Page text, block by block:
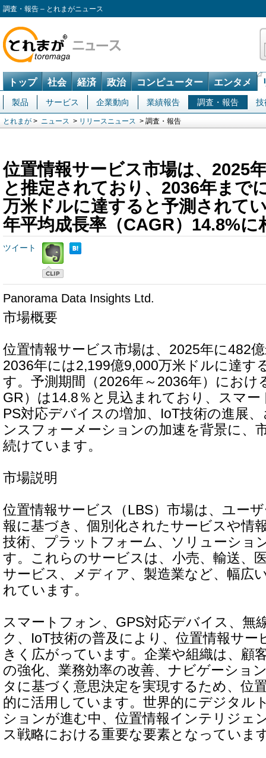
調査・報告 – とれまがニュース
トップ 社会 経済 政治 コンピューター エンタメ
製品 サービス 企業動向 業績報告 調査・報告 技
とれまが > ニュース > リリースニュース > 調査・報告
位置情報サービス市場は、2025
と推定されており、2036年まで
万米ドルに達すると予測されて
年平均成長率（CAGR）14.8%に
ツイート
Panorama Data Insights Ltd.
市場概要
位置情報サービス市場は、2025年に482
2036年には2,199億9,000万米ドルに達す
す。予測期間（2026年～2036年）におけ
GR）は14.8％と見込まれており、スマ
PS対応デバイスの増加、IoT技術の進展
ンスフォーメーションの加速を背景に、
続けています。
市場説明
位置情報サービス（LBS）市場は、ユー
報に基づき、個別化されたサービスや情
技術、プラットフォーム、ソリューショ
す。これらのサービスは、小売、輸送、
サービス、メディア、製造業など、幅広
れています。
スマートフォン、GPS対応デバイス、無
ク、IoT技術の普及により、位置情報サー
きく広がっています。企業や組織は、顧
の強化、業務効率の改善、ナビゲーショ
タに基づく意思決定を実現するため、位
的に活用しています。世界的にデジタル
ションが進む中、位置情報インテリジェ
ス戦略における重要な要素となっていま